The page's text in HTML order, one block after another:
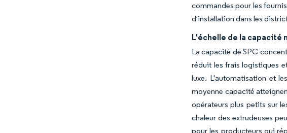
commandes pour les
d'installation dans les
L'échelle de la capacité
La capacité de SPC
réduit les frais logistiques
luxe. L'automatisation et
moyenne capacité
opérateurs plus petits sur
chaleur des extrudeuses
pour les producteurs qui